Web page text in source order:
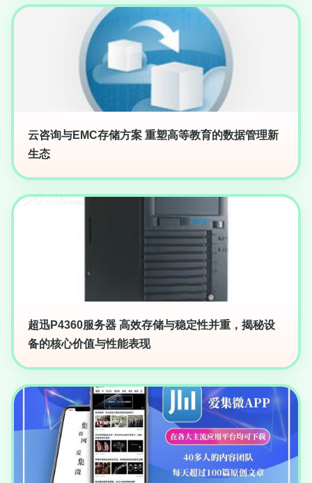
云咨询与EMC存储方案 重塑高等教育的数据管理新
生态
超迅P4360服务器 高效存储与稳定性并重，揭秘设
备的核心价值与性能表现